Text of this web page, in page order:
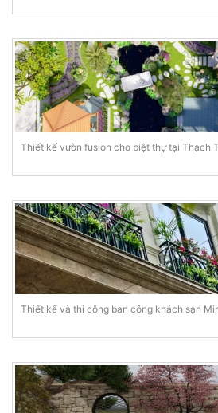
Thiết kế vườn fusion cho biệt thự tại Thạch
Thiết kế và thi công ban công khách sạn